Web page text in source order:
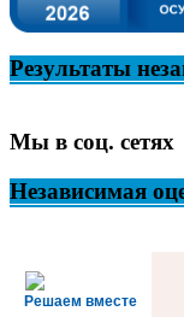
Результаты
Мы в соц. сетях
Независимая
Решаем вместе